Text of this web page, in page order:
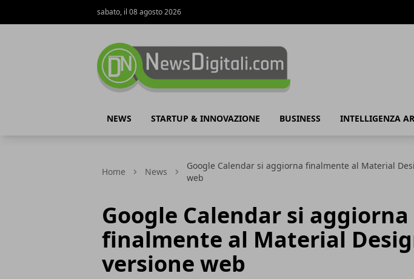
sabato, il 08 agosto 2026
NEWS STARTUP & INNOVAZIONE BUSINESS INTELLIGENZA
Home News
Google Calendar si aggiorna finalmente al Material
web
Google Calendar si aggiorna
finalmente al Material
versione web